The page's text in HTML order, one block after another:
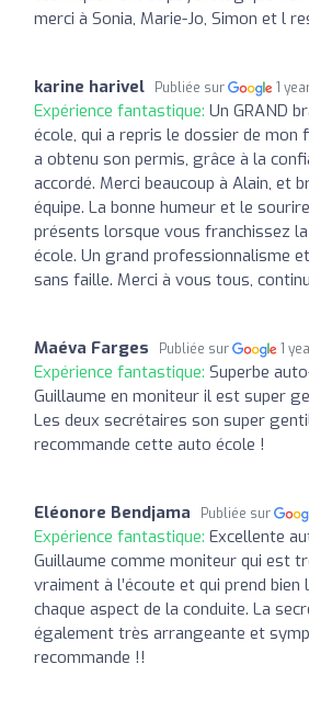
merci à Sonia, Marie-Jo, Simon et l
karine harivel Publiée sur 1
Expérience fantastique: Un GRAND
école, qui a repris le dossier de mon
a obtenu son permis, grâce à la
accordé. Merci beaucoup à Alain, et
équipe. La bonne humeur et le
présents lorsque vous franchissez
école. Un grand professionnalisme
sans faille. Merci à vous tous,
Maéva Farges Publiée sur 1
Expérience fantastique: Superbe
Guillaume en moniteur il est super
Les deux secrétaires son super
recommande cette auto école !
Eléonore Bendjama Publiée sur
Expérience fantastique: Excellente
Guillaume comme moniteur qui est
vraiment à l’écoute et qui prend bien
chaque aspect de la conduite. La
également très arrangeante et
recommande !!